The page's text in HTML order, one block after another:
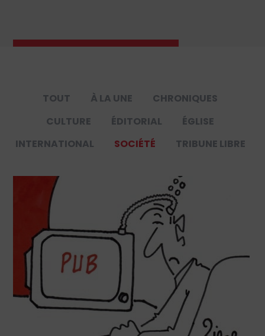
TOUT À LA UNE
CHRONIQUES
CULTURE
ÉDITORIAL
ÉGLISE
INTERNATIONAL
SOCIÉTÉ TRIBUNE LIBRE